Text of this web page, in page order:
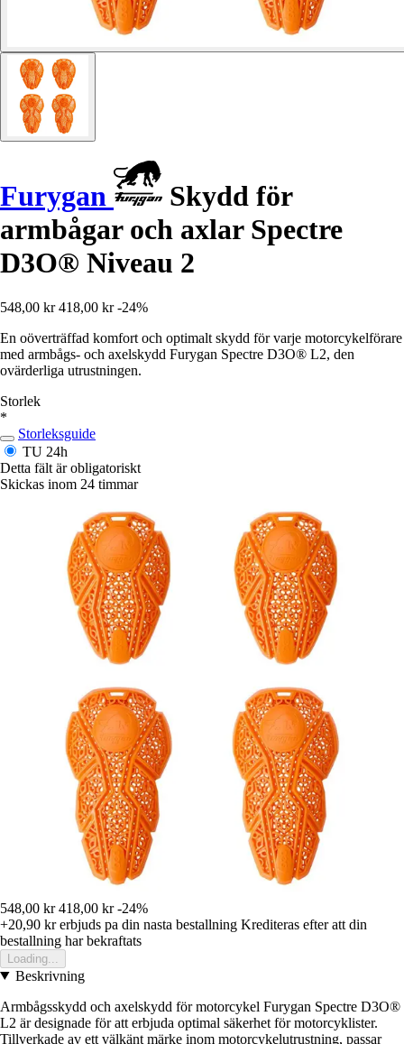
Furygan
Skydd för
armbågar och axlar Spectre
D3O® Niveau 2
548,00 kr 418,00 kr -24%
En oöverträffad komfort och optimalt skydd för varje motorcykelförare
med armbågs- och axelskydd Furygan Spectre D3O® L2, den
ovärderliga utrustningen.
Storlek
*
Storleksguide
TU 24h
Detta fält är obligatoriskt
Skickas inom 24 timmar
548,00 kr 418,00 kr -24%
+20,90 krerbjuds pa din nasta bestallning Krediteras efter att din
bestallning har bekraftats
Loading...
Beskrivning
Armbågsskydd och axelskydd för motorcykel Furygan Spectre D3O®
L2 är designade för att erbjuda optimal säkerhet för motorcyklister.
Tillverkade av ett välkänt märke inom motorcykelutrustning, passar